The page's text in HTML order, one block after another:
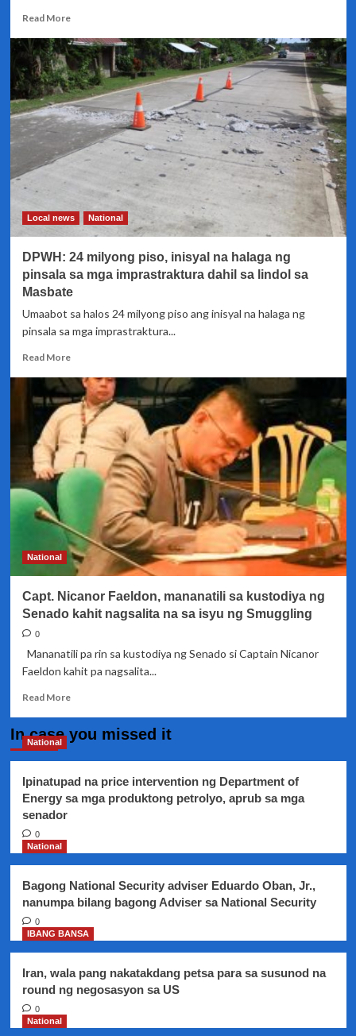
Read MoreRead
about
Race
to
Zero
campaign
na
inilunsad
ng
lalo
pinalakas
Local news National
DPWH: 24 milyong piso, inisyal na halaga ng
pinsala sa mga imprastraktura dahil sa lindol sa
Masbate
Umaabot sa halos 24 milyong piso ang inisyal na halaga ng
pinsala sa mga imprastraktura...
Read MoreRead
about
DPWH:
24
milyong
piso,
inisyal
na
sa
mga
imprastraktura
sa
lindol
National
Capt. Nicanor Faeldon, mananatili sa kustodiya ng
Senado kahit nagsalita na sa isyu ng Smuggling
0
Mananatili pa rin sa kustodiya ng Senado si Captain Nicanor
Faeldon kahit pa nagsalita...
Read MoreRead
Capt.
mananatili
sa
na
sa
ng
Smuggling
In case you missed it
National
Ipinatupad na price intervention ng Department of
Energy sa mga produktong petrolyo, aprub sa mga
senador
0
National
Bagong National Security adviser Eduardo Oban, Jr.,
nanumpa bilang bagong Adviser sa National Security
0
IBANG BANSA
Iran, wala pang nakatakdang petsa para sa susunod na
round ng negosasyon sa US
0
National